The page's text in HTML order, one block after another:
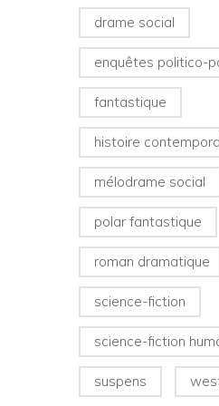
drame social
enquêtes politico-
fantastique
histoire
mélodrame social
polar fantastique
roman dramatique
science-fiction
science-fiction
suspens